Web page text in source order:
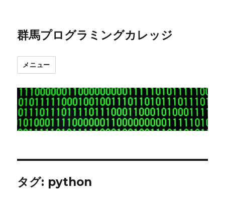
群馬プログラミングカレッジ
メニュー
タグ: python